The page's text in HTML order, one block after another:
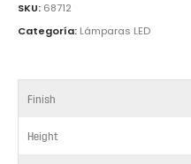
SKU: 68712
Categoría: Lámparas LED
Finish
Height